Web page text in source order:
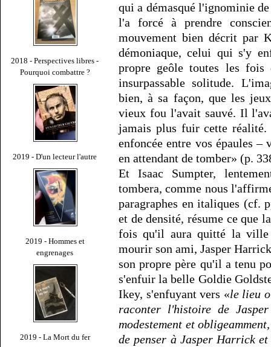
2018 - Perspectives libres -
Pourquoi combattre ?
2019 - D'un lecteur l'autre
2019 - Hommes et
engrenages
2019 - La Mort du fer
qui a démasqué l'ignominie
l'a forcé à prendre
mouvement bien décrit par
démoniaque, celui qui s'y
propre geôle toutes les
insurpassable solitude.
bien, à sa façon, que les
vieux fou l'avait sauvé. Il
jamais plus fuir cette réalité.
enfoncée entre vos épaules –
en attendant de tomber» (p.
Et Isaac Sumpter,
tombera, comme nous
paragraphes en italiques (cf.
et de densité, résume ce que
fois qu'il aura quitté la ville
mourir son ami, Jasper
son propre père qu'il a tenu
s'enfuir la belle Goldie
Ikey, s'enfuyant vers «le lieu
raconter l'histoire de
modestement et
de penser à Jasper Harrick